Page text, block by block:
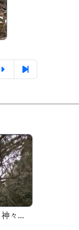
々...